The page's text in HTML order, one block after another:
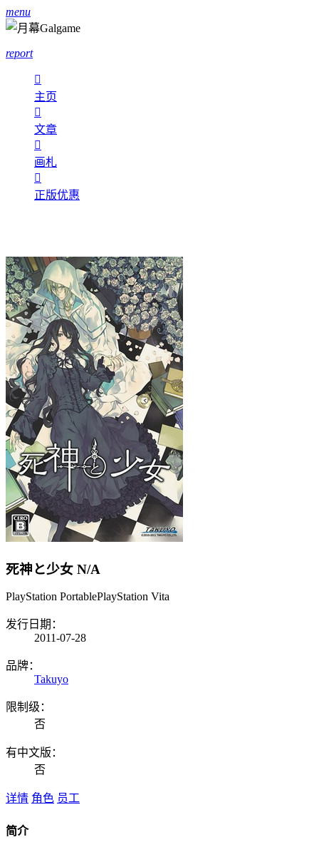
menu
report

主页

文章

画札

正版优惠
死神と少女 N/A
PlayStation PortablePlayStation Vita
发行日期：
2011-07-28
品牌：
Takuyo
限制级：
否
有中文版：
否
详情 角色 员工
简介